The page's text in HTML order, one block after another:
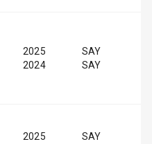
2025
2024
SAY
SAY
2025
SAY